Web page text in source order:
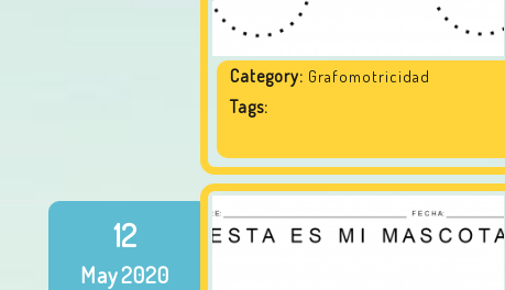
Category: Grafomotricidad
Tags:
12
May2020